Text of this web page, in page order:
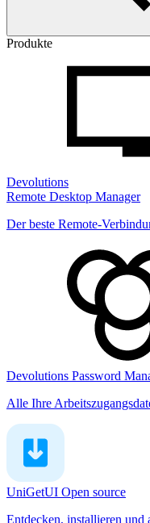
Produkte
Devolutions
Remote Desktop Manager
Der beste Remote-
Devolutions Password
Alle Ihre
UniGetUI Open source
Entdecken, installieren